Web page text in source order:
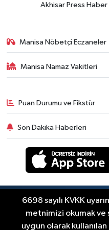
Akhisar Press
Manisa Nöbetçi Eczaneler
Manisa Namaz Vakitleri
Puan Durumu ve Fikstür
Son Dakika Haberleri
RSS
Copyright ©
6698 sayılı KVKK
metnimizi okumak
uygun olarak